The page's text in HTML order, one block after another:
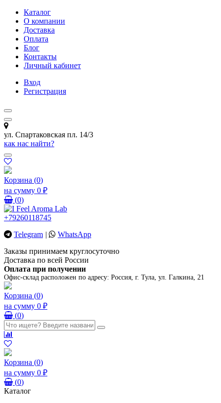
Каталог
О компании
Доставка
Оплата
Блог
Контакты
Личный кабинет
Вход
Регистрация
ул. Спартаковская пл. 14/3
как нас найти?
Корзина (0)
на сумму 0 ₽
(0)
+79260118745
Telegram |
WhatsApp
Заказы принимаем круглосуточно
Доставка по всей России
Оплата при получении
Офис-склад расположен по адресу: Россия, г. Тула, ул. Галкина, 21
Корзина (0)
на сумму 0 ₽
(0)
Корзина (0)
на сумму 0 ₽
(0)
Каталог